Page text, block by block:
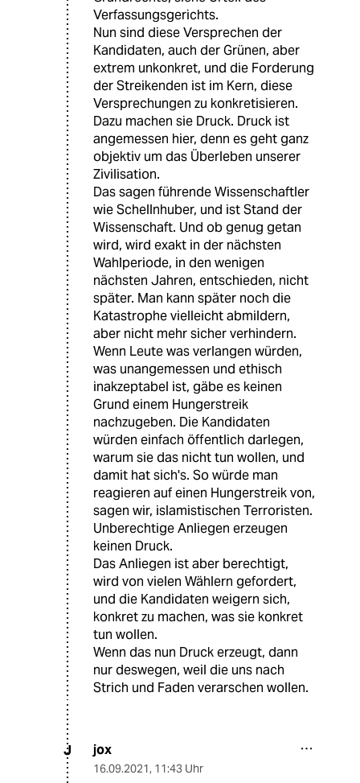
Verfassungsgerichts.
Nun sind diese Versprechen der
Kandidaten, auch der Grünen, aber
extrem unkonkret, und die Forderung
der Streikenden ist im Kern, diese
Versprechungen zu konkretisieren.
Dazu machen sie Druck. Druck ist
angemessen hier, denn es geht ganz
objektiv um das Überleben unserer
Zivilisation.
Das sagen führende Wissenschaftler
wie Schellnhuber, und ist Stand der
Wissenschaft. Und ob genug getan
wird, wird exakt in der nächsten
Wahlperiode, in den wenigen
nächsten Jahren, entschieden, nicht
später. Man kann später noch die
Katastrophe vielleicht abmildern,
aber nicht mehr sicher verhindern.
Wenn Leute was verlangen würden,
was unangemessen und ethisch
inakzeptabel ist, gäbe es keinen
Grund einem Hungerstreik
nachzugeben. Die Kandidaten
würden einfach öffentlich darlegen,
warum sie das nicht tun wollen, und
damit hat sich's. So würde man
reagieren auf einen Hungerstreik von,
sagen wir, islamistischen Terroristen.
Unberechtige Anliegen erzeugen
keinen Druck.
Das Anliegen ist aber berechtigt,
wird von vielen Wählern gefordert,
und die Kandidaten weigern sich,
konkret zu machen, was sie konkret
tun wollen.
Wenn das nun Druck erzeugt, dann
nur deswegen, weil die uns nach
Strich und Faden verarschen wollen.
J jox
16.09.2021, 11:43 Uhr